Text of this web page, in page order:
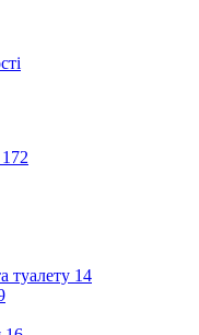
172
туалету 14